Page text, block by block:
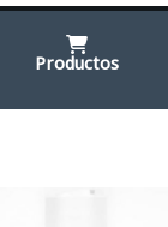
Productos